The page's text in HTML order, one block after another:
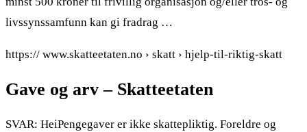
livssynssamfunn kan gi fradrag …
https:// www.skatteetaten.no › skatt › hjelp-til-riktig-skatt
Gave og arv – Skatteetaten
SVAR: HeiPengegaver er ikke skattepliktig. Foreldre og